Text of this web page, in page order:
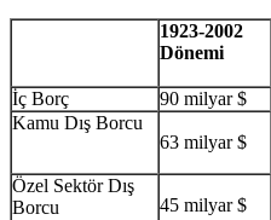
1923-2002
Dönemi
İç Borç 90 milyar $
Kamu Dış Borcu
63 milyar $
Özel Sektör Dış
Borcu
45 milyar $